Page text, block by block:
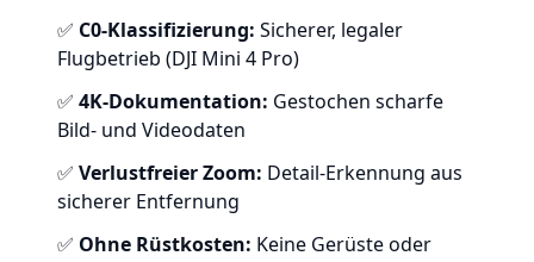
✅ C0-Klassifizierung: Sicherer, legaler
Flugbetrieb (DJI Mini 4 Pro)
✅ 4K-Dokumentation: Gestochen scharfe
Bild- und Videodaten
✅ Verlustfreier Zoom: Detail-Erkennung aus
sicherer Entfernung
✅ Ohne Rüstkosten: Keine Gerüste oder